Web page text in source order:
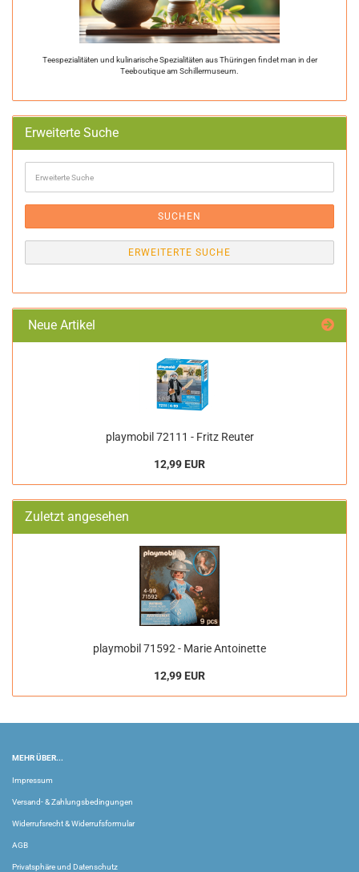
Teespezialitäten und kulinarische Spezialitäten aus Thüringen findet man in der
Teeboutique am Schillermuseum.
Erweiterte Suche
Suche
SUCHEN
ERWEITERTE SUCHE
Neue Artikel
playmobil 72111 - Fritz Reuter
12,99 EUR
Zuletzt angesehen
playmobil 71592 - Marie Antoinette
12,99 EUR
MEHR ÜBER...
Impressum
Versand- & Zahlungsbedingungen
Widerrufsrecht & Widerrufsformular
AGB
Privatsphäre und Datenschutz